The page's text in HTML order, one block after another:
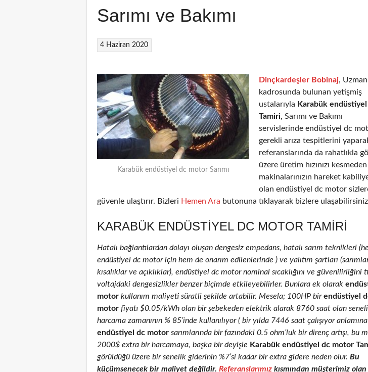
Sarımı ve Bakımı
4 Haziran 2020
Karabük endüstiyel dc motor Sarımı
Dinçkardeşler Bobinaj, Uzman
kadrosunda bulunan yetişmiş
ustalarıyla Karabük
Tamiri, Sarımı ve Bakımı
servislerinde endüstiyel dc
gerekli arıza tespitlerini
referanslarında da rahatlıkla
üzere üretim hızınızı kesmeden
makinalarınızın hareket
olan endüstiyel dc motor
güvenle ulaştırır. Bizleri Hemen Ara butonuna tıklayarak bizlere
KARABÜK ENDÜSTIYEL DC MOTOR TAMIRI
Hatalı bağlantılardan dolayı oluşan dengesiz empedans, hatalı sarım teknikleri
endüstiyel dc motor için hem de onarım edilenlerinde ) ve yalıtım şartları
kısalıklar ve açıklıklar), endüstiyel dc motor nominal sıcaklığını ve güvenilirliğini
voltajdaki dengesizlikler benzer biçimde etkileyebilirler. Bunlara ek olarak
motor kullanım maliyeti süratli şekilde artabilir. Mesela; 100HP birendüstiyel
motor fiyatı $0.05/kWh olan bir şebekeden elektrik alarak 8760 saat olan
harcama zamanının % 85’inde kullanılıyor ( bir yılda 7446 saat çalışıyor
endüstiyel dc motor sarımlarında bir fazındaki 0.5 ohm’luk bir direnç artışı, bu
2000$ extra bir harcamaya, başka bir deyişle Karabük endüstiyel dc motor
görüldüğü üzere bir senelik giderinin %7’si kadar bir extra gidere neden olur. Bu
küçümsenecek bir maliyet değildir. Referanslarımız kısmından müşterimiz